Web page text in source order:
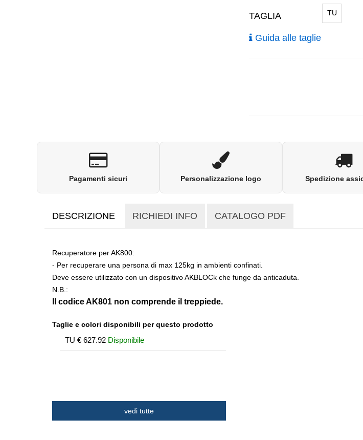
TAGLIA TU
Guida alle taglie
Pagamenti sicuri Personalizzazione logo Spedizione
DESCRIZIONE RICHIEDI INFO CATALOGO PDF
Recuperatore per AK800:
- Per recuperare una persona di max 125kg in ambienti confinati.
Deve essere utilizzato con un dispositivo AKBLOCk che funge da anticaduta.
N.B.:
Il codice AK801 non comprende il treppiede.
Taglie e colori disponibili per questo prodotto
TU € 627.92 Disponibile
vedi tutte